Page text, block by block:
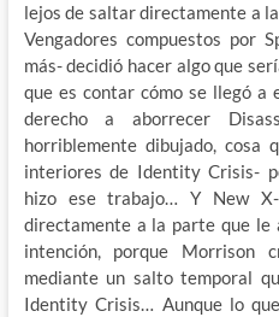
lejos de saltar directamente a
Vengadores compuestos por
más- decidió hacer algo que
que es contar cómo se llegó a
derecho a aborrecer
horriblemente dibujado, cosa
interiores de Identity Crisis-
hizo ese trabajo… Y New
directamente a la parte que le
intención, porque Morrison
mediante un salto temporal
Identity Crisis… Aunque lo